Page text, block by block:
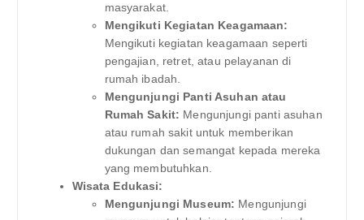
masyarakat.
Mengikuti Kegiatan Keagamaan:
Mengikuti kegiatan keagamaan seperti
pengajian, retret, atau pelayanan di
rumah ibadah.
Mengunjungi Panti Asuhan atau
Rumah Sakit: Mengunjungi panti asuhan
atau rumah sakit untuk memberikan
dukungan dan semangat kepada mereka
yang membutuhkan.
Wisata Edukasi:
Mengunjungi Museum: Mengunjungi